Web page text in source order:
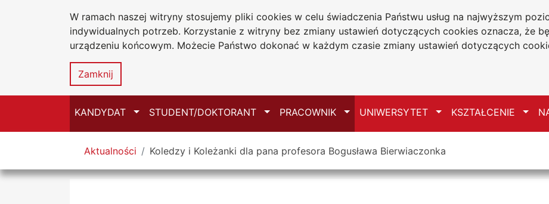
W ramach naszej witryny stosujemy pliki cookies w celu świadczenia Państwu usług na najwyższym
indywidualnych potrzeb. Korzystanie z witryny bez zmiany ustawień dotyczących cookies oznacza, że
urządzeniu końcowym. Możecie Państwo dokonać w każdym czasie zmiany ustawień dotyczących
Zamknij
Przejdź do głównego menu
Przejdź do treści
Przejdź do wyszukiwarki
Przejdź do mapy serwisuUniwersytet
Jana Długosza w Częstochowie
KANDYDAT Przełącz
STUDENT/DOKTORANT Przełącz
PRACOWNIK Przełącz
UNIWERSYTET Przełącz
KSZTAŁCENIE
Tutaj jesteś
Aktualności Koledzy i Koleżanki dla pana profesora Bogusława Bierwiaczonka